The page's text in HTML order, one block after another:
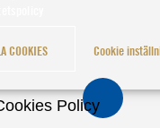
COOKIES Cookie
Policy